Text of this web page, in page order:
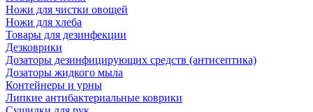
Ножи для чистки овощей
Ножи для хлеба
Товары для дезинфекции
Дезковрики
Дозаторы дезинфицирующих средств (антисептика)
Дозаторы жидкого мыла
Контейнеры и урны
Липкие антибактериальные коврики